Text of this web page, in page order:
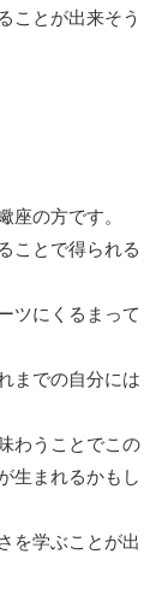
ことが出来そう
座の方です。
ことで得られる
ツにくるまって
までの自分には
わうことでこの
生まれるかもし
を学ぶことが出